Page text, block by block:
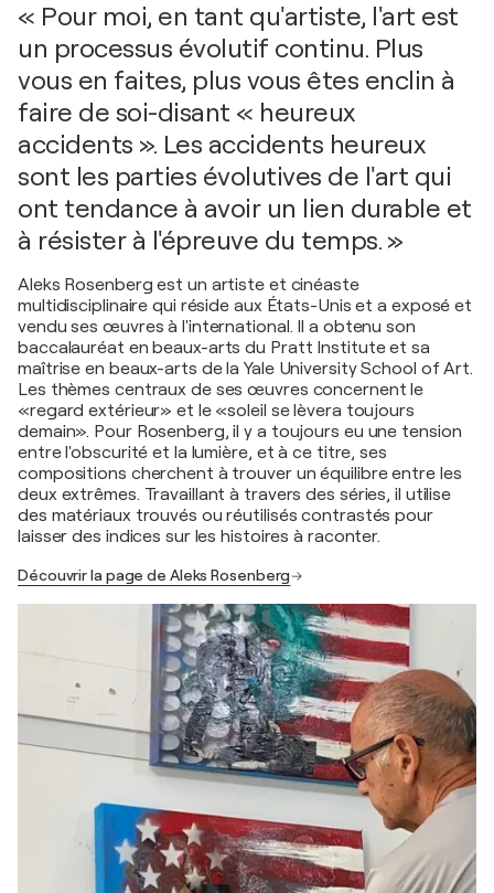
« Pour moi, en tant qu'artiste, l'art est
un processus évolutif continu. Plus
vous en faites, plus vous êtes enclin à
faire de soi-disant « heureux
accidents ». Les accidents heureux
sont les parties évolutives de l'art qui
ont tendance à avoir un lien durable et
à résister à l'épreuve du temps. »
Aleks Rosenberg est un artiste et cinéaste
multidisciplinaire qui réside aux États-Unis et a exposé et
vendu ses œuvres à l'international. Il a obtenu son
baccalauréat en beaux-arts du Pratt Institute et sa
maîtrise en beaux-arts de la Yale University School of Art.
Les thèmes centraux de ses œuvres concernent le
«regard extérieur» et le «soleil se lèvera toujours
demain». Pour Rosenberg, il y a toujours eu une tension
entre l'obscurité et la lumière, et à ce titre, ses
compositions cherchent à trouver un équilibre entre les
deux extrêmes. Travaillant à travers des séries, il utilise
des matériaux trouvés ou réutilisés contrastés pour
laisser des indices sur les histoires à raconter.
Découvrir la page de Aleks Rosenberg